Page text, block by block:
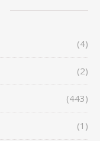
(4)
(2)
(443)
(1)